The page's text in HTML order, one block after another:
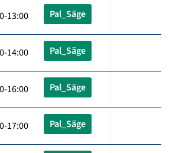
13:00 Pal_Säge
14:00 Pal_Säge
16:00 Pal_Säge
17:00 Pal_Säge